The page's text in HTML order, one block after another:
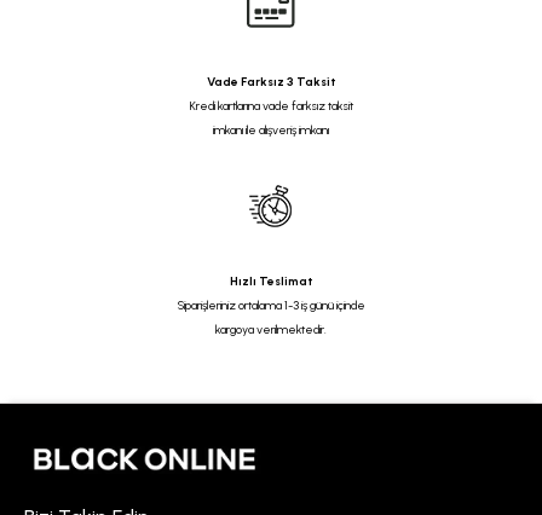
Vade Farksız 3 Taksit
Kredi kartlarına vade farksız taksit
imkanı ile alışveriş imkanı
Hızlı Teslimat
Siparişleriniz ortalama 1-3 iş günü içinde
kargoya verilmektedir.